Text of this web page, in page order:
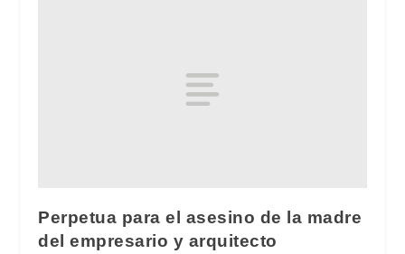
Perpetua para el asesino de la madre
del empresario y arquitecto